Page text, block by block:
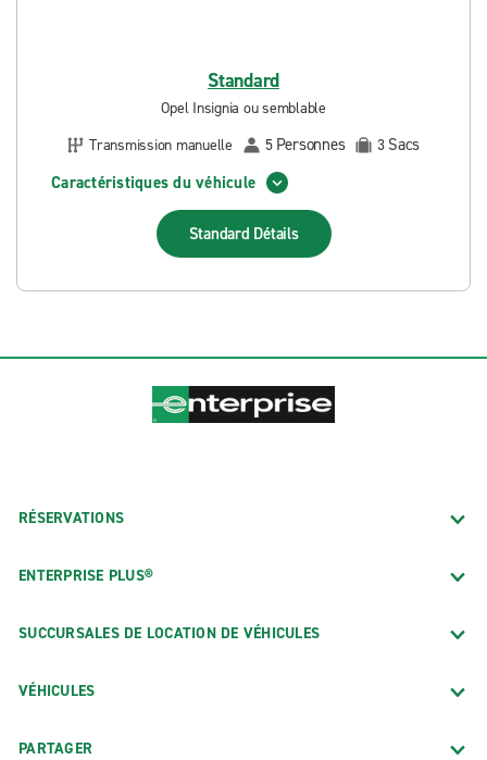
Standard
Opel Insignia ou semblable
Transmission manuelle
5 Personnes 3 Sacs
Caractéristiques du véhicule
Standard Détails
RÉSERVATIONS
ENTERPRISE PLUS®
SUCCURSALES DE LOCATION DE VÉHICULES
VÉHICULES
PARTAGER